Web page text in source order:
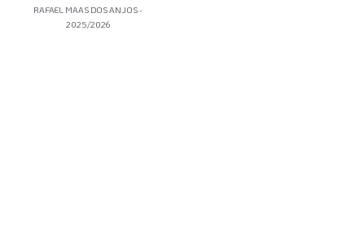
RAFAEL MAAS DOS ANJOS -
2025/2026